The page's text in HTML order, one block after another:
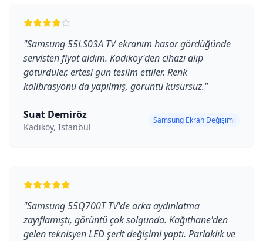
"Samsung 55LS03A TV ekranım hasar gördüğünde
servisten fiyat aldım. Kadıköy'den cihazı alıp
götürdüler, ertesi gün teslim ettiler. Renk
kalibrasyonu da yapılmış, görüntü kusursuz."
Suat Demiröz
Kadıköy, İstanbul
Samsung Ekran Değişimi
"Samsung 55Q700T TV'de arka aydınlatma
zayıflamıştı, görüntü çok solgunda. Kağıthane'den
gelen teknisyen LED şerit değişimi yaptı. Parlaklık ve